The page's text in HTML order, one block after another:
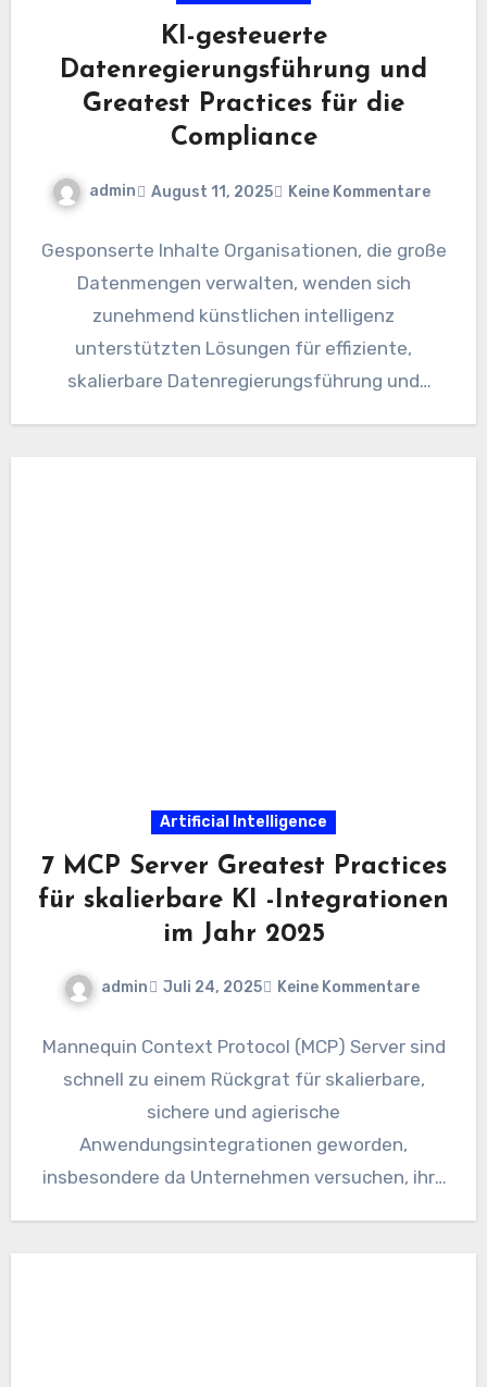
KI-gesteuerte
Datenregierungsführung und
Greatest Practices für die
Compliance
admin August 11, 2025 Keine Kommentare
Gesponserte Inhalte Organisationen, die große
Datenmengen verwalten, wenden sich
zunehmend künstlichen intelligenz
unterstützten Lösungen für effiziente,
skalierbare Datenregierungsführung und
Artificial Intelligence
7 MCP Server Greatest Practices
für skalierbare KI -Integrationen
im Jahr 2025
admin Juli 24, 2025 Keine Kommentare
Mannequin Context Protocol (MCP) Server sind
schnell zu einem Rückgrat für skalierbare,
sichere und agierische
Anwendungsintegrationen geworden,
insbesondere da Unternehmen versuchen, ihre